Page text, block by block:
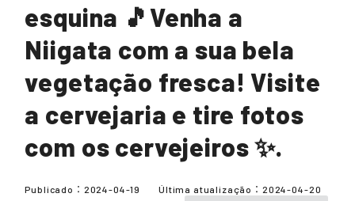
esquina 🎵Venha a
Niigata com a sua bela
vegetação fresca! Visite
a cervejaria e tire fotos
com os cervejeiros ✨.
Publicado： 2024-04-19 Última atualização： 2024-04-20